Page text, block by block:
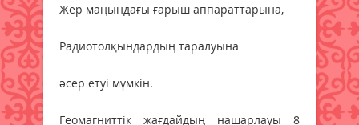
Жер маңындағы ғарыш аппараттарына,
Радиотолқындардың таралуына
әсер етуі мүмкін.
Геомагниттік жағдайдың нашарлауы 8